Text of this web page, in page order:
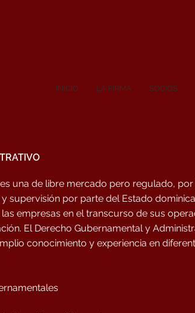
INICIO LA FIRMA SOCIOS
una de libre mercado pero regulado,
supervisión por parte del Estado
empresas en el transcurso de sus
El Derecho Gubernamental y
conocimiento y experiencia en